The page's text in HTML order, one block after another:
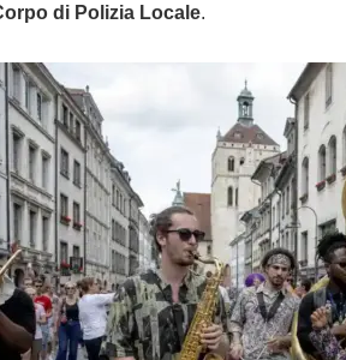
di Polizia Locale.